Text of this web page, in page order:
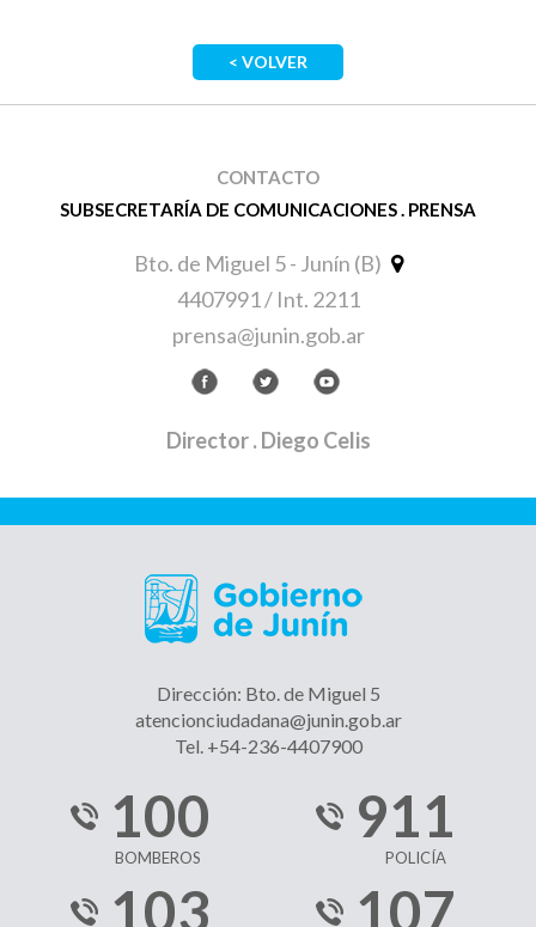
< VOLVER
CONTACTO
SUBSECRETARÍA DE COMUNICACIONES . PRENSA
Bto. de Miguel 5 - Junín (B)
4407991 / Int. 2211
prensa@junin.gob.ar
Director. Diego Celis
Dirección: Bto. de Miguel 5
atencionciudadana@junin.gob.ar
Tel. +54-236-4407900
100
BOMBEROS
911
POLICÍA
103 107